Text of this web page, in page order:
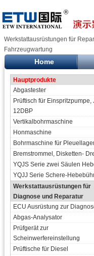
Werkstattausrüstungen für
Fahrzeugwartung
Home
Hauptprodukte
Abgastester
Prüftisch für Einspritzpumpe,
12DBP
Vertikalbohrmaschine
Honmaschine
Bohrmaschine für
Bremstrommel, Disketten-
YQJS Serie zwei Säulen
YQJJ Serie Schere-
Werkstattausrüstungen für
Diagnose und Reparatur
ECU Ausrüstung zur
Abgas-Analysator
Prüfgerät zur
Scheinwerfereinstellung
Prüftische für Diesel